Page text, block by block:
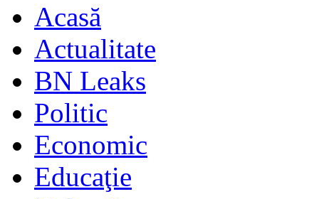
Acasă
Actualitate
BN Leaks
Politic
Economic
Educaţie